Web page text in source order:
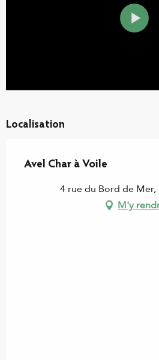
Localisation
Avel Char à Voile
4 rue du Bord de Mer,
M'y